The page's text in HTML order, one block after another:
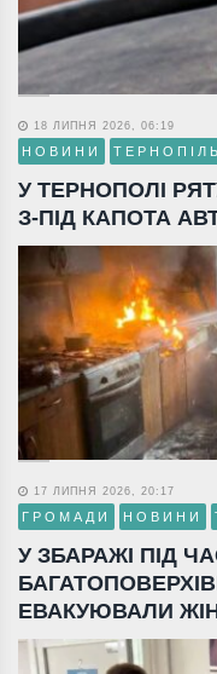
18 ЛИПНЯ 2026, 06:19
НОВИНИ ТЕРНОПІЛЬ
У ТЕРНОПОЛІ
З-ПІД КАПОТА
17 ЛИПНЯ 2026, 20:17
ГРОМАДИ НОВИНИ
У ЗБАРАЖІ ПІД
ЕВАКУЮВАЛИ